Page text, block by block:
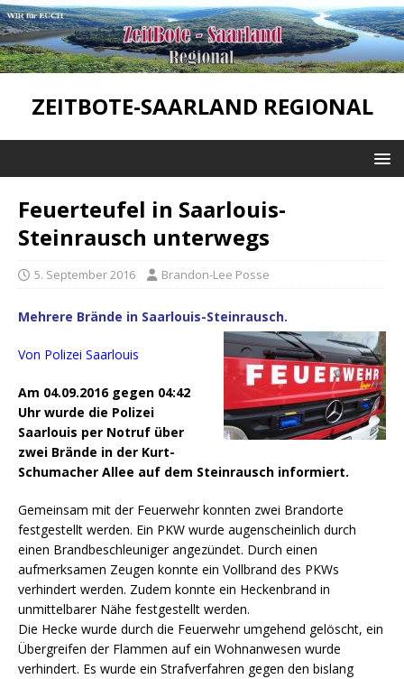
ZEITBOTE-SAARLAND REGIONAL
Feuerteufel in Saarlouis-
Steinrausch unterwegs
5. September 2016 Brandon-Lee Posse
Mehrere Brände in Saarlouis-Steinrausch.
Von Polizei Saarlouis
Am 04.09.2016 gegen 04:42
Uhr wurde die Polizei
Saarlouis per Notruf über
zwei Brände in der Kurt-
Schumacher Allee auf dem Steinrausch informiert.
Gemeinsam mit der Feuerwehr konnten zwei Brandorte
festgestellt werden. Ein PKW wurde augenscheinlich durch
einen Brandbeschleuniger angezündet. Durch einen
aufmerksamen Zeugen konnte ein Vollbrand des PKWs
verhindert werden. Zudem konnte ein Heckenbrand in
unmittelbarer Nähe festgestellt werden.
Die Hecke wurde durch die Feuerwehr umgehend gelöscht, ein
Übergreifen der Flammen auf ein Wohnanwesen wurde
verhindert. Es wurde ein Strafverfahren gegen den bislang